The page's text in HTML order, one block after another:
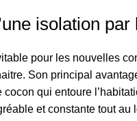
isolation par
pour les nouvelles
Son principal
qui entoure
et constante tout au